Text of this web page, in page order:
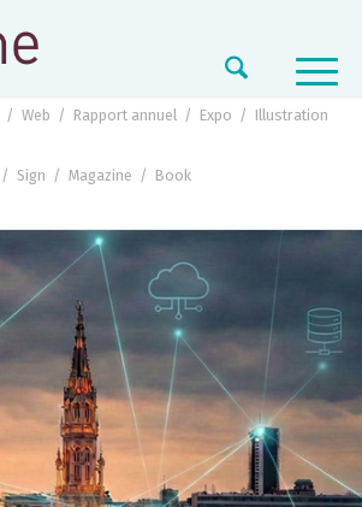
/ Web / Rapport annuel / Expo / Illustration
/ Sign / Magazine / Book